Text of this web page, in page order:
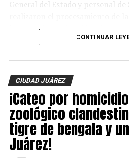
General del Estado y personal de
levantamiento de evidencias.
revelada y las autoridades
investigaciones para esclarecer
con los responsables.
CONTINUAR
CIUDAD JUÁREZ
¡Cateo por
zoológico
tigre de bengala y
Juárez!